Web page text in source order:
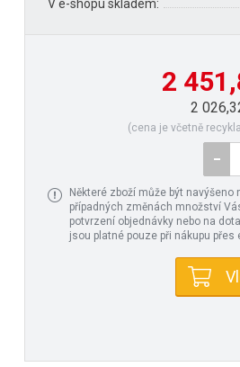
V e-shopu skladem:
2
2
(cena je včetně
Některé zboží může být
případných změnách množství
potvrzení objednávky nebo na
jsou platné pouze při nákupu přes